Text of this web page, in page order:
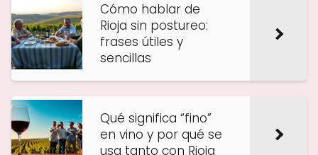
Cómo hablar de
Rioja sin postureo:
frases útiles y
sencillas
Qué significa “fino”
en vino y por qué se
usa tanto con Rioja